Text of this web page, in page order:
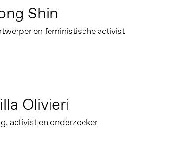
Shin
en feministische activist
Olivieri
activist en onderzoeker